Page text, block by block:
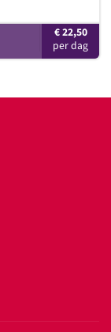
€22,50